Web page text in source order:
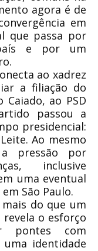
agora é de
em
que passa por
e por um
ao xadrez
a filiação do
Caiado, ao PSD
passou a
presidencial:
Ao mesmo
pressão por
inclusive
uma eventual
São Paulo.
do que um
o esforço
pontes com
identidade